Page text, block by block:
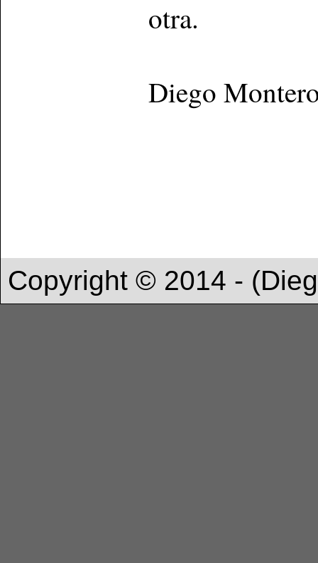
otra.
Diego
Copyright © 2014 -